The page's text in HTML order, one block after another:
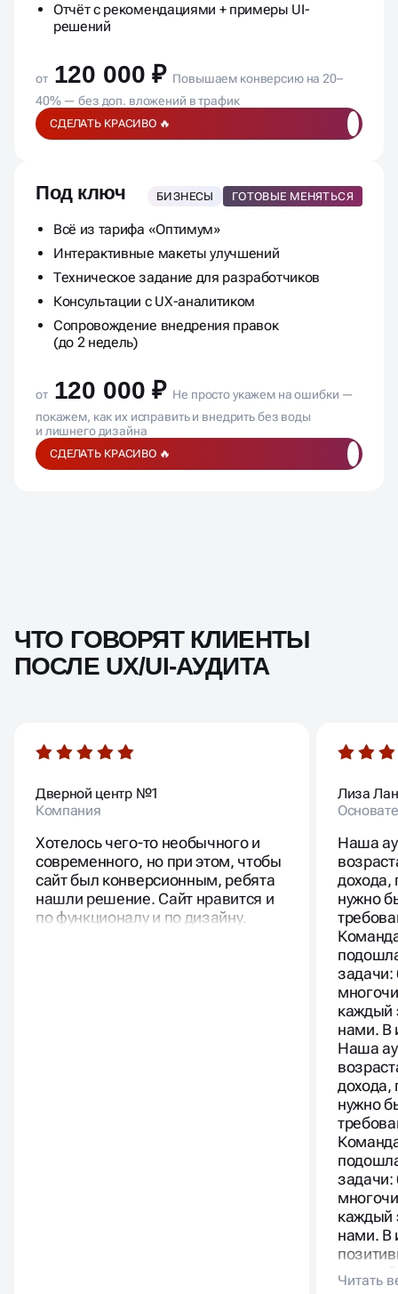
Отчёт с рекомендациями + примеры UI-
решений
от 120 000 ₽ Повышаем конверсию на 20–
40% — без доп. вложений в трафик
СДЕЛАТЬ КРАСИВО 🔥
Под ключ БИЗНЕСЫ ГОТОВЫЕ МЕНЯТЬСЯ
Всё из тарифа «Оптимум»
Интерактивные макеты улучшений
Техническое задание для разработчиков
Консультации с UX-аналитиком
Сопровождение внедрения правок
(до 2 недель)
от 120 000 ₽ Не просто укажем на ошибки —
покажем, как их исправить и внедрить без воды
и лишнего дизайна
СДЕЛАТЬ КРАСИВО 🔥
ЧТО ГОВОРЯТ КЛИЕНТЫ
ПОСЛЕ UX/UI-АУДИТА
Дверной центр №1
Компания
Хотелось чего-то необычного и
современного, но при этом, чтобы
сайт был конверсионным, ребята
нашли решение. Сайт нравится и
по функционалу и по дизайну.
Лиза
Наша
дохода,
нужно
каждый
нами. В
Наша
дохода,
нужно
каждый
нами. В